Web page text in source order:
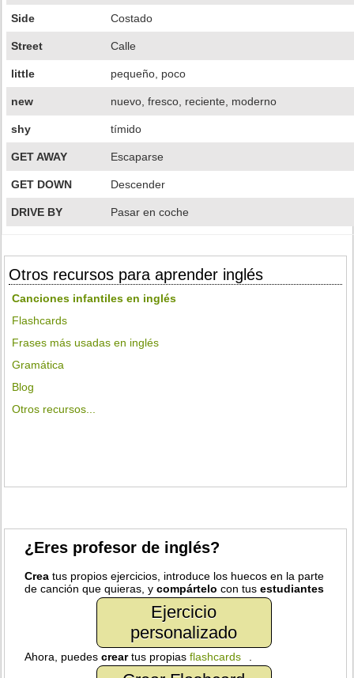
Side Costado
Street Calle
little pequeño, poco
new nuevo, fresco, reciente, moderno
shy tímido
GET AWAY Escaparse
GET DOWN Descender
DRIVE BY Pasar en coche
Otros recursos para aprender inglés
Canciones infantiles en inglés
Flashcards
Frases más usadas en inglés
Gramática
Blog
Otros recursos...
¿Eres profesor de inglés?
Crea tus propios ejercicios, introduce los huecos en la parte
de canción que quieras, ycompártelo con tusestudiantes
Ejercicio
personalizado
Ahora, puedescreartus propiasflashcards